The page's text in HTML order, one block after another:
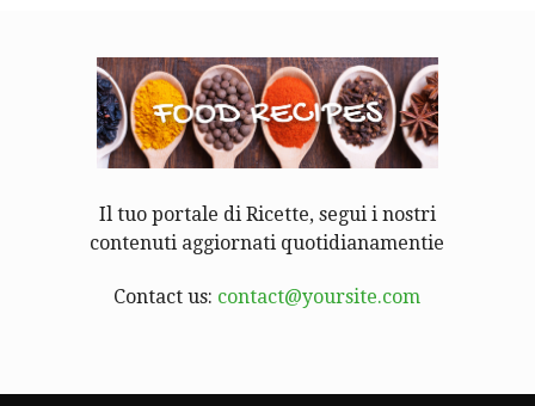
Il tuo portale di Ricette, segui i nostri
contenuti aggiornati quotidianamentie
Contact us: contact@yoursite.com